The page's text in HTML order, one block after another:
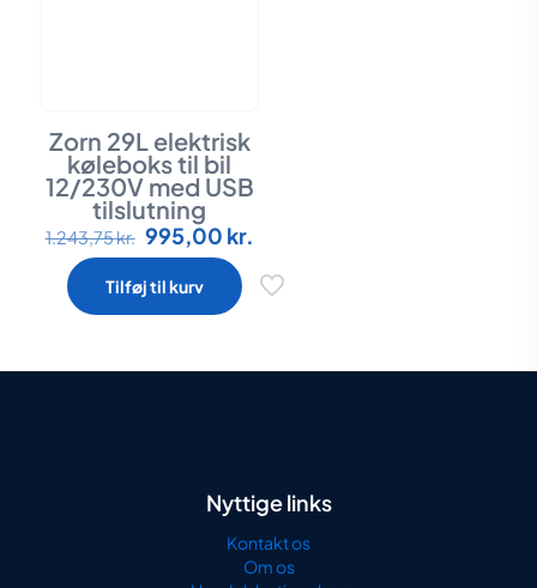
Zorn 29L elektrisk
køleboks til bil
12/230V med USB
tilslutning
1.243,75kr. Den
oprindelige
pris
var:
995,00 kr.
pris
er:
Tilføj til kurv
Nyttige links
Kontakt os
Om os